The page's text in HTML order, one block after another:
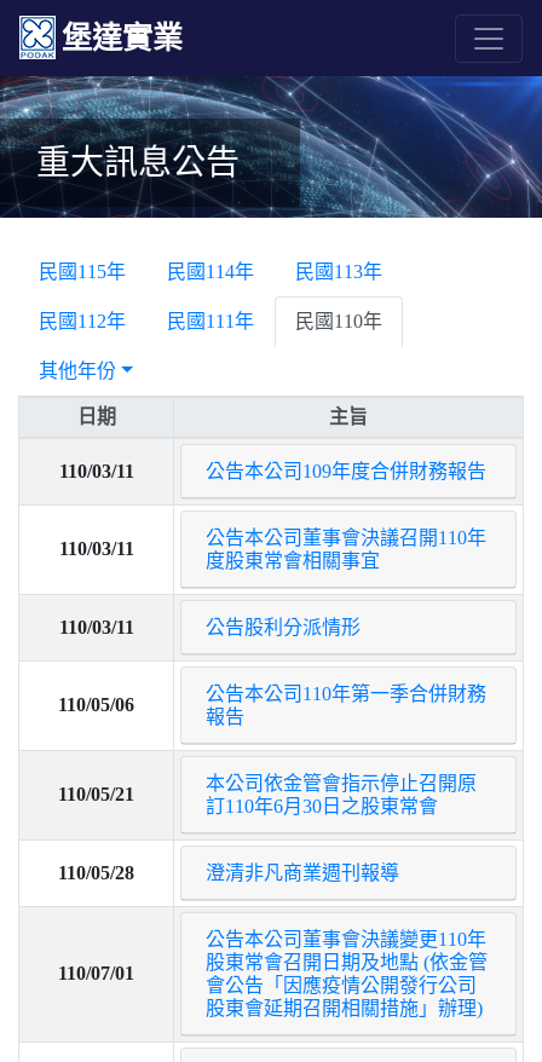
堡達實業
重大訊息公告
民國115年 民國114年 民國113年
民國112年 民國111年 民國110年
其他年份
日期 主旨
110/03/11 公告本公司109年度合併財務報告
110/03/11
公告本公司董事會決議召開110年
度股東常會相關事宜
110/03/11 公告股利分派情形
110/05/06
公告本公司110年第一季合併財務
報告
110/05/21
本公司依金管會指示停止召開原
訂110年6月30日之股東常會
110/05/28 澄清非凡商業週刊報導
110/07/01
公告本公司董事會決議變更110年
股東常會召開日期及地點 (依金管
會公告「因應疫情公開發行公司
股東會延期召開相關措施」辦理)